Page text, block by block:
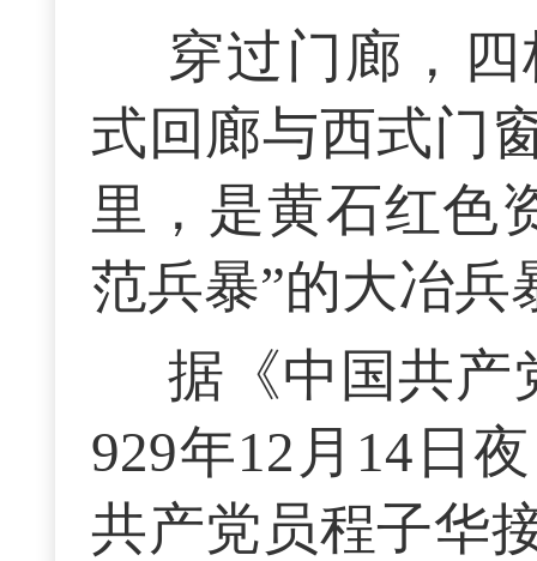
穿过门廊，
式回廊与西式门
里，是黄石红色
范兵暴”的大冶兵
据《中国共产
929年12月14日
共产党员程子华